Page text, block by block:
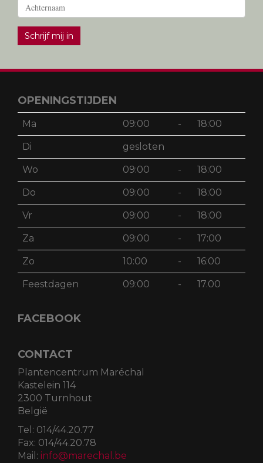
Schrijf mij in
OPENINGSTIJDEN
Ma 09:00 - 18:00
Di gesloten
Wo 09:00 - 18:00
Do 09:00 - 18:00
Vr 09:00 - 18:00
Za 09:00 - 17:00
Zo 10:00 - 16:00
Feestdagen 09:00 - 17.00
FACEBOOK
CONTACT
Plantencentrum Maréchal
Kastelein 114
2300 Turnhout
België
Tel: 014/44.20.77
Fax: 014/44.20.78
Mail: info@marechal.be